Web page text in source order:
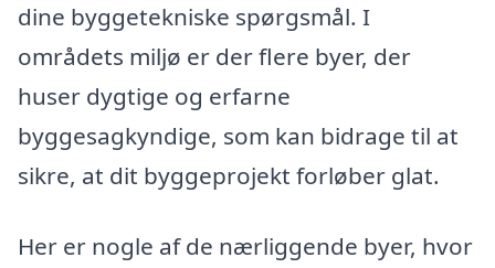
dine byggetekniske spørgsmål. I
områdets miljø er der flere byer, der
huser dygtige og erfarne
byggesagkyndige, som kan bidrage til at
sikre, at dit byggeprojekt forløber glat.
Her er nogle af de nærliggende byer, hvor